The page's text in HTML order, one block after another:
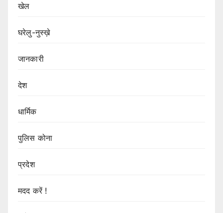
खेल
घरेलु-नुस्ख़े
जानकारी
देश
धार्मिक
पुलिस कोना
प्रदेश
मदद करें !